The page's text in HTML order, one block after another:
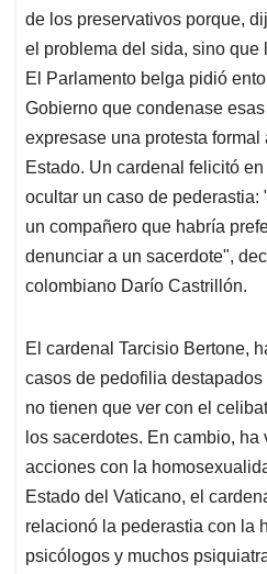
de los preservativos porque,
el problema del sida, sino que
El Parlamento belga pidió
Gobierno que condenase
expresase una protesta
Estado. Un cardenal felicitó
ocultar un caso de pederastia:
un compañero que habría
denunciar a un sacerdote",
colombiano Darío Castrillón.
El cardenal Tarcisio Bertone,
casos de pedofilia
no tienen que ver con el
los sacerdotes. En cambio,
acciones con la
Estado del Vaticano, el
relacionó la pederastia con la
psicólogos y muchos